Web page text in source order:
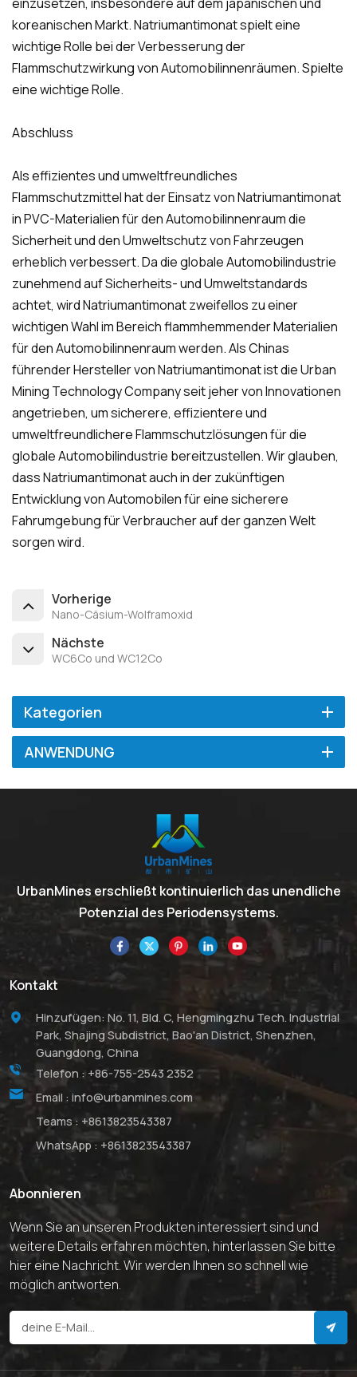
koreanischen Markt. Natriumantimonat spielt eine
wichtige Rolle bei der Verbesserung der
Flammschutzwirkung von Automobilinnenräumen. Spielte
eine wichtige Rolle.
Abschluss
Als effizientes und umweltfreundliches
Flammschutzmittel hat der Einsatz von Natriumantimonat
in PVC-Materialien für den Automobilinnenraum die
Sicherheit und den Umweltschutz von Fahrzeugen
erheblich verbessert. Da die globale Automobilindustrie
zunehmend auf Sicherheits- und Umweltstandards
achtet, wird Natriumantimonat zweifellos zu einer
wichtigen Wahl im Bereich flammhemmender Materialien
für den Automobilinnenraum werden. Als Chinas
führender Hersteller von Natriumantimonat ist die Urban
Mining Technology Company seit jeher von Innovationen
angetrieben, um sicherere, effizientere und
umweltfreundlichere Flammschutzlösungen für die
globale Automobilindustrie bereitzustellen. Wir glauben,
dass Natriumantimonat auch in der zukünftigen
Entwicklung von Automobilen für eine sicherere
Fahrumgebung für Verbraucher auf der ganzen Welt
sorgen wird.
Vorherige
Nano-Cäsium-Wolframoxid
Nächste
WC6Co und WC12Co
Kategorien
ANWENDUNG
UrbanMines erschließt kontinuierlich das unendliche
Potenzial des Periodensystems.
Kontakt
Hinzufügen: No. 11, Bld. C, Hengmingzhu Tech. Industrial
Park, Shajing Subdistrict, Bao'an District, Shenzhen,
Guangdong, China
Telefon : +86-755-2543 2352
Email : info@urbanmines.com
Teams : +8613823543387
WhatsApp : +8613823543387
Abonnieren
Wenn Sie an unseren Produkten interessiert sind und
weitere Details erfahren möchten, hinterlassen Sie bitte
hier eine Nachricht. Wir werden Ihnen so schnell wie
möglich antworten.